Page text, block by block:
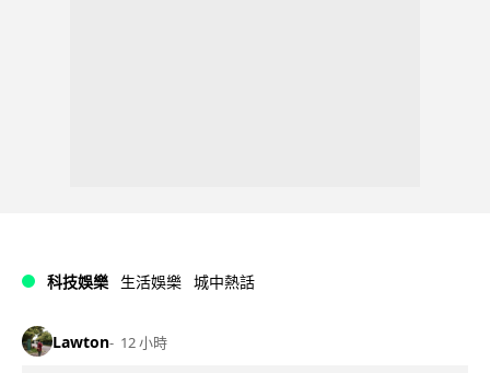
科技娛樂 生活娛樂 城中熱話
Lawton 12 小時